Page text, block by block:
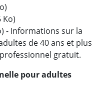
Ko)
- Informations sur la
de 40 ans et plus
gratuit.
pour adultes